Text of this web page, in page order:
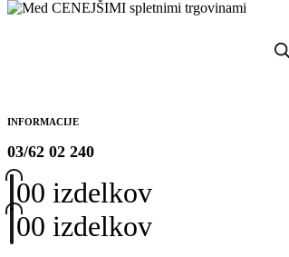
search
INFORMACIJE
03/62 02 240
00 izdelkov
00 izdelkov